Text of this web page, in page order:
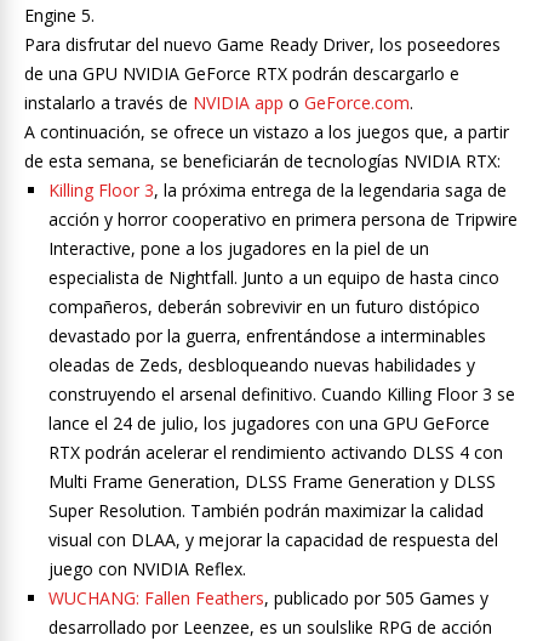
Engine 5.
Para disfrutar del nuevo Game Ready Driver, los poseedores
de una GPU NVIDIA GeForce RTX podrán descargarlo e
instalarlo a través de NVIDIA app o GeForce.com.
A continuación, se ofrece un vistazo a los juegos que, a partir
de esta semana, se beneficiarán de tecnologías NVIDIA RTX:
Killing Floor 3, la próxima entrega de la legendaria saga de
acción y horror cooperativo en primera persona de Tripwire
Interactive, pone a los jugadores en la piel de un
especialista de Nightfall. Junto a un equipo de hasta cinco
compañeros, deberán sobrevivir en un futuro distópico
devastado por la guerra, enfrentándose a interminables
oleadas de Zeds, desbloqueando nuevas habilidades y
construyendo el arsenal definitivo. Cuando Killing Floor 3 se
lance el 24 de julio, los jugadores con una GPU GeForce
RTX podrán acelerar el rendimiento activando DLSS 4 con
Multi Frame Generation, DLSS Frame Generation y DLSS
Super Resolution. También podrán maximizar la calidad
visual con DLAA, y mejorar la capacidad de respuesta del
juego con NVIDIA Reflex.
WUCHANG: Fallen Feathers, publicado por 505 Games y
desarrollado por Leenzee, es un soulslike RPG de acción